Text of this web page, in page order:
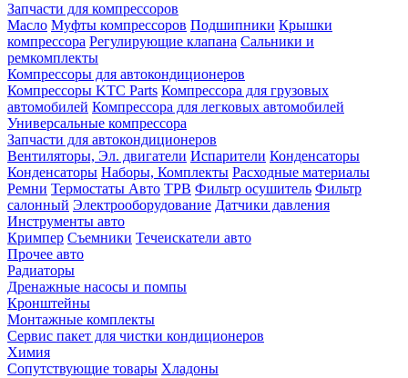
Запчасти для компрессоров
Масло Муфты компрессоров Подшипники Крышки
компрессора Регулирующие клапана Сальники и
ремкомплекты
Компрессоры для автокондиционеров
Компрессоры KTC Parts Компрессора для грузовых
автомобилей Компрессора для легковых автомобилей
Универсальные компрессора
Запчасти для автокондиционеров
Вентиляторы, Эл. двигатели Испарители Конденсаторы
Конденсаторы Наборы, Комплекты Расходные материалы
Ремни Термостаты Авто ТРВ Фильтр осушитель Фильтр
салонный Электрооборудование Датчики давления
Инструменты авто
Кримпер Съемники Течеискатели авто
Прочее авто
Радиаторы
Дренажные насосы и помпы
Кронштейны
Монтажные комплекты
Сервис пакет для чистки кондиционеров
Химия
Сопутствующие товары Хладоны